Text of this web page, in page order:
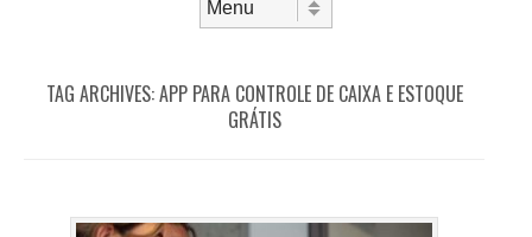
TAG ARCHIVES:APP PARA CONTROLE DE CAIXA E ESTOQUE
GRÁTIS